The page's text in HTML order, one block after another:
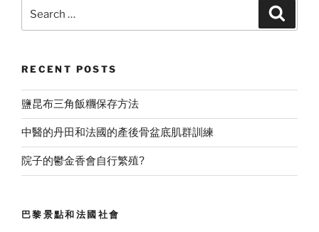
for:
RECENT POSTS
鹽昆布三角飯糰保存方法
中醫的丹田和法國的產後骨盆底肌群訓練
院子的鬱金香會自行繁殖?
巴黎景點和法國社會